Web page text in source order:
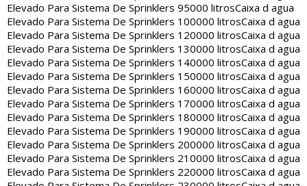
Elevado Para Sistema De Sprinklers 95000 litrosCaixa d agua
Elevado Para Sistema De Sprinklers 100000 litrosCaixa d agua
Elevado Para Sistema De Sprinklers 120000 litrosCaixa d agua
Elevado Para Sistema De Sprinklers 130000 litrosCaixa d agua
Elevado Para Sistema De Sprinklers 140000 litrosCaixa d agua
Elevado Para Sistema De Sprinklers 150000 litrosCaixa d agua
Elevado Para Sistema De Sprinklers 160000 litrosCaixa d agua
Elevado Para Sistema De Sprinklers 170000 litrosCaixa d agua
Elevado Para Sistema De Sprinklers 180000 litrosCaixa d agua
Elevado Para Sistema De Sprinklers 190000 litrosCaixa d agua
Elevado Para Sistema De Sprinklers 200000 litrosCaixa d agua
Elevado Para Sistema De Sprinklers 210000 litrosCaixa d agua
Elevado Para Sistema De Sprinklers 220000 litrosCaixa d agua